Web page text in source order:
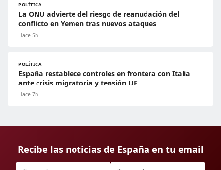
POLÍTICA
La ONU advierte del riesgo de reanudación del
conflicto en Yemen tras nuevos ataques
Hace 5h
POLÍTICA
España restablece controles en frontera con Italia
ante crisis migratoria y tensión UE
Hace 7h
Recibe las noticias de España en tu email